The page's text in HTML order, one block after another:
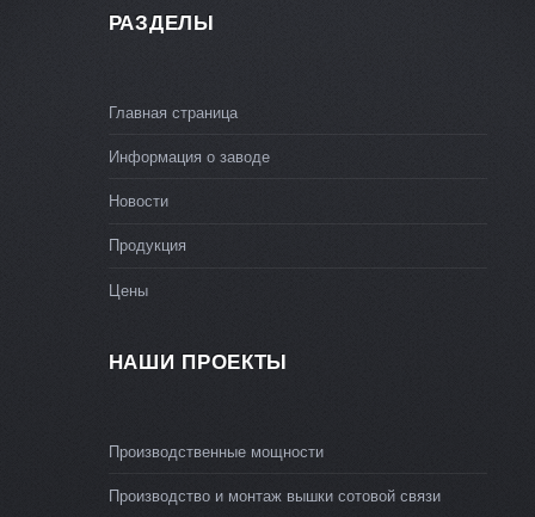
РАЗДЕЛЫ
Главная страница
Информация о заводе
Новости
Продукция
Цены
НАШИ ПРОЕКТЫ
Производственные мощности
Производство и монтаж вышки сотовой связи